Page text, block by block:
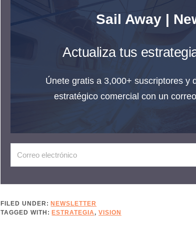
Sail Away |
Actualiza tus
Únete gratis a 3,000+ suscriptores y
estratégico comercial con un
FILED UNDER:NEWSLETTER
TAGGED WITH:ESTRATEGIA,VISION